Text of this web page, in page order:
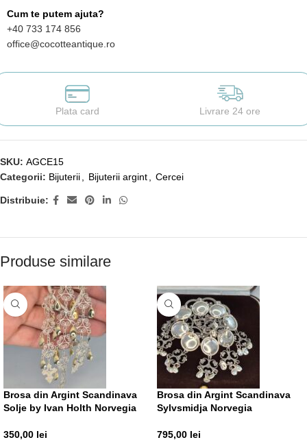
Cum te putem ajuta?
+40 733 174 856
office@cocotteantique.ro
Plata card Livrare 24 ore
SKU: AGCE15
Categorii: Bijuterii Bijuterii argint Cercei
Distribuie:
Produse similare
Brosa din Argint Scandinava
Solje by Ivan Holth Norvegia
350,00 lei
Brosa din Argint Scandinava
Sylvsmidja Norvegia
795,00 lei